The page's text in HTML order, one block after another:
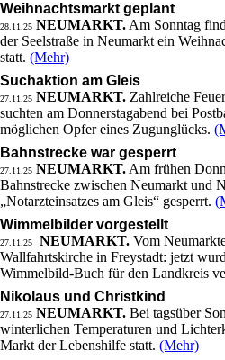
Weihnachtsmarkt geplant
28.11.25 NEUMARKT. Am Sonntag
der Seelstraße in Neumarkt ein
statt. (Mehr)
Suchaktion am Gleis
27.11.25 NEUMARKT. Zahlreiche
suchten am Donnerstagabend bei
möglichen Opfer eines Zugunglücks.
Bahnstrecke war gesperrt
27.11.25 NEUMARKT. Am frühen
Bahnstrecke zwischen Neumarkt und
„Notarzteinsatzes am Gleis“ gesperrt.
Wimmelbilder vorgestellt
27.11.25 NEUMARKT. Vom
Wallfahrtskirche in Freystadt: jetzt
Wimmelbild-Buch für den Landkreis
Nikolaus und Christkind
27.11.25 NEUMARKT. Bei tagsüber
winterlichen Temperaturen und
Markt der Lebenshilfe statt. (Mehr)